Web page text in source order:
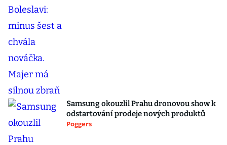
Samsung okouzlil Prahu dronovou show k
odstartování prodeje nových produktů
Poggers